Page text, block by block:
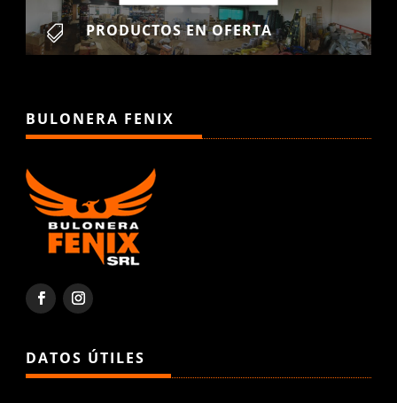
 PRODUCTOS EN OFERTA
BULONERA FENIX
DATOS ÚTILES